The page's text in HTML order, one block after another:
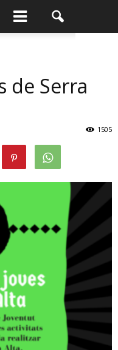
de Serra
1505